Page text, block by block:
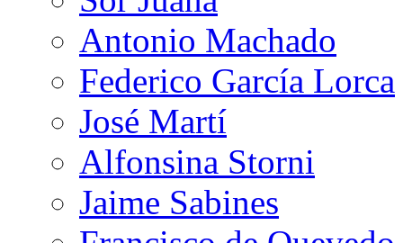
Antonio Machado
Federico García Lorca
José Martí
Alfonsina Storni
Jaime Sabines